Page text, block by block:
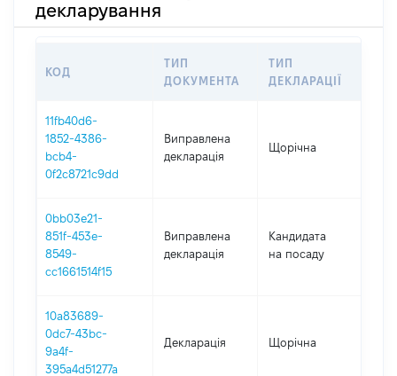
декларування
КОД
ТИП
ДОКУМЕНТА
ТИП
ДЕКЛАРАЦІЇ
11fb40d6-
1852-4386-
bcb4-
0f2c8721c9dd
Виправлена
декларація
Щорічна
0bb03e21-
851f-453e-
8549-
cc1661514f15
Виправлена
декларація
Кандидата
на посаду
10a83689-
0dc7-43bc-
9a4f-
395a4d51277a
Декларація Щорічна